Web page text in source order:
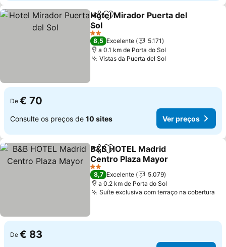
PartilharAdicionar aos favoritos
Hotel Mirador Puerta del
Sol
2 Estrelas
8,5 Excelente
5.171
a 0.1 km de Porta do Sol
Vistas da Puerta del Sol
De € 70
Consulte os preços de 10 sites Ver preços
PartilharAdicionar aos favoritos
B&B HOTEL Madrid
Centro Plaza Mayor
2 Estrelas
8,7 Excelente
5.079
a 0.2 km de Porta do Sol
Suíte exclusiva com terraço na cobertura
De € 83